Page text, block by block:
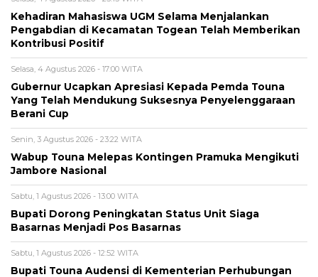
Kehadiran Mahasiswa UGM Selama Menjalankan
Pengabdian di Kecamatan Togean Telah Memberikan
Kontribusi Positif
Selasa, 4 Agustus 2026 - 17:00 WITA
Gubernur Ucapkan Apresiasi Kepada Pemda Touna
Yang Telah Mendukung Suksesnya Penyelenggaraan
Berani Cup
Senin, 3 Agustus 2026 - 23:22 WITA
Wabup Touna Melepas Kontingen Pramuka Mengikuti
Jambore Nasional
Sabtu, 1 Agustus 2026 - 13:00 WITA
Bupati Dorong Peningkatan Status Unit Siaga
Basarnas Menjadi Pos Basarnas
Sabtu, 1 Agustus 2026 - 12:52 WITA
Bupati Touna Audensi di Kementerian Perhubungan